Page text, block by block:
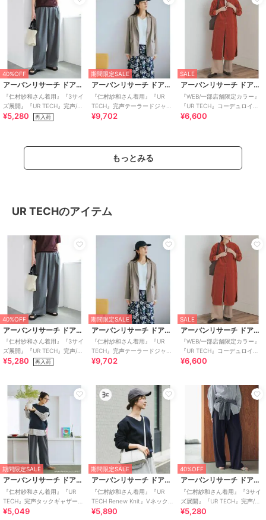
40%OFF
アーバンリサーチ ドアーズ
『仁村紗和さん着用』『3サイ
ズ展開』『UR TECH』完声/涼
ギャザーワイドパ
¥5,280 再入荷
期間限定SALE
アーバンリサーチ ドアーズ
『仁村紗和さん着用』『UR
TECH』完声テーラードジャケ
ット
¥9,702
SALE
アーバンリサーチ ドアーズ
『WEB/一部店舗限定カラー』
『UR TECH』コーデュロイシ
ャツワンピース
¥6,600
もっとみる
UR TECHのアイテム
40%OFF
アーバンリサーチ ドアーズ
『仁村紗和さん着用』『3サイ
ズ展開』『UR TECH』完声/涼
ギャザーワイドパ
¥5,280 再入荷
期間限定SALE
アーバンリサーチ ドアーズ
『仁村紗和さん着用』『UR
TECH』完声テーラードジャケ
ット
¥9,702
SALE
アーバンリサーチ ドアーズ
『WEB/一部店舗限定カラー』
『UR TECH』コーデュロイシ
ャツワンピース
¥6,600
期間限定SALE
アーバンリサーチ ドアーズ
『仁村紗和さん着用』『UR
TECH』完声タックギャザーワ
イドパンツ
¥5,049
期間限定SALE
アーバンリサーチ ドアーズ
『仁村紗和さん着用』『UR
TECH Renew Knit』Vネックプ
ルオーバー
¥5,890
40%OFF
アーバンリサーチ ドアーズ
『仁村紗和さん着用』『3サイ
ズ展開』『UR TECH』完声/涼
ギャザーワイドパ
¥5,280